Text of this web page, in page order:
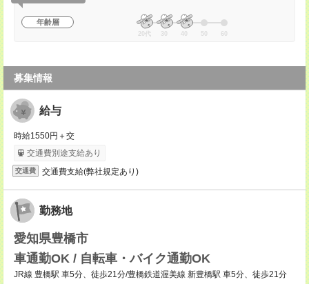
年齢層
20代 30 40 50 60
募集情報
給与
時給1550円＋交
交通費別途支給あり
交通費 交通費支給(弊社規定あり)
勤務地
愛知県豊橋市
車通勤OK / 自転車・バイク通勤OK
JR線 豊橋駅 車5分、徒歩21分/豊橋鉄道渥美線 新豊橋駅 車5分、徒歩21分